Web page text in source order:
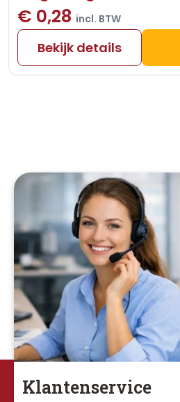
€ 0,28 incl. BTW
Bekijk details
Klantenservice